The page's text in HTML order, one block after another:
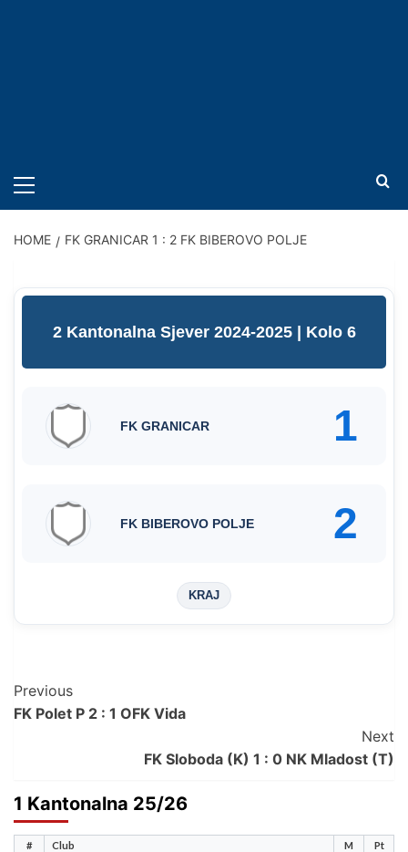
MENU
HOME FK GRANICAR 1 : 2 FK BIBEROVO POLJE
2 Kantonalna Sjever 2024-2025 | Kolo 6
FK GRANICAR 1
FK BIBEROVO POLJE 2
KRAJ
Post
Navigation
Previous
FK Polet P 2 : 1 OFK Vida
Next
FK Sloboda (K) 1 : 0 NK Mladost (T)
1 Kantonalna 25/26
# Club M Pt